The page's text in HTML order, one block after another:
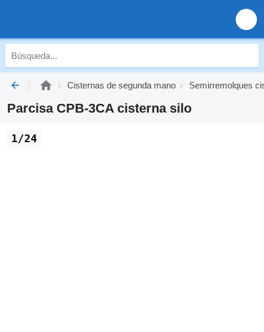
Cisternas de segunda mano Semirremolques
Parcisa CPB-3CA cisterna silo
1/24